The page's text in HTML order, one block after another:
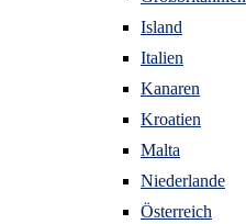
Island
Italien
Kanaren
Kroatien
Malta
Niederlande
Österreich